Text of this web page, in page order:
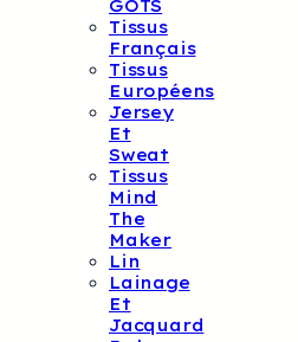
GOTS
Tissus
Français
Tissus
Européens
Jersey
Et
Sweat
Tissus
Mind
The
Maker
Lin
Lainage
Et
Jacquard